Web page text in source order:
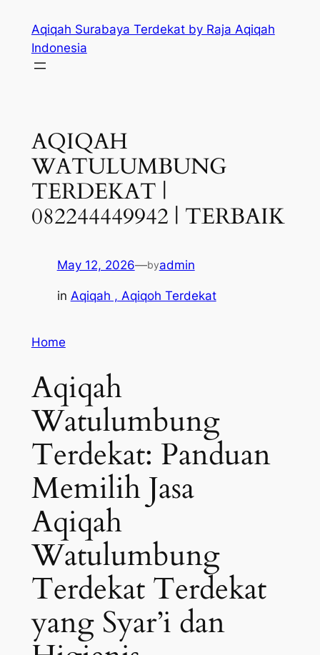
content
Aqiqah Surabaya Terdekat by Raja Aqiqah
Indonesia
AQIQAH
WATULUMBUNG
TERDEKAT |
082244449942 | TERBAIK
May 12, 2026—byadmin
in Aqiqah , Aqiqoh Terdekat
Home
Aqiqah
Watulumbung
Terdekat: Panduan
Memilih Jasa
Aqiqah
Watulumbung
Terdekat Terdekat
yang Syar’i dan